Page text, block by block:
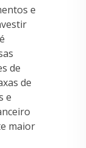
e
de
de
e
maior